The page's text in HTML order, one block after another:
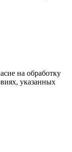
на обработку
указанных